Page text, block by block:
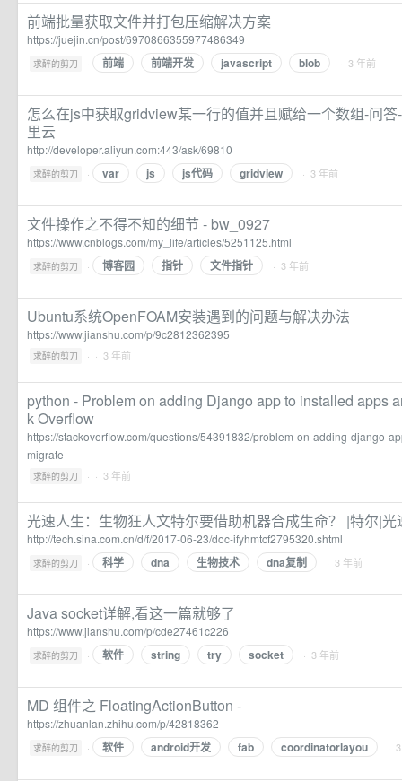
前端批量获取文件并打包压缩解决方案
https://juejin.cn/post/6970866355977486349
求醉的剪刀 · 前端 前端开发 javascript blob · 3 年前
怎么在js中获取gridview某一行的值并且赋给一个数组-问
里云
http://developer.aliyun.com:443/ask/69810
求醉的剪刀 · var js js代码 gridview · 3 年前
文件操作之不得不知的细节 - bw_0927
https://www.cnblogs.com/my_life/articles/5251125.html
求醉的剪刀 · 博客园 指针 文件指针 · 3 年前
Ubuntu系统OpenFOAM安装遇到的问题与解决办法
https://www.jianshu.com/p/9c2812362395
求醉的剪刀 · · 3 年前
python - Problem on adding Django app to installed apps
k Overflow
https://stackoverflow.com/questions/54391832/problem-on-adding-django-
migrate
求醉的剪刀 · · 3 年前
光速人生：生物狂人文特尔要借助机器合成生命？ |特尔|
http://tech.sina.com.cn/d/f/2017-06-23/doc-ifyhmtcf2795320.shtml
求醉的剪刀 · 科学 dna 生物技术 dna复制 · 3 年前
Java socket详解,看这一篇就够了
https://www.jianshu.com/p/cde27461c226
求醉的剪刀 · 软件 string try socket · 3 年前
MD 组件之 FloatingActionButton -
https://zhuanlan.zhihu.com/p/42818362
求醉的剪刀 · 软件 android开发 fab coordinatorlayou ·